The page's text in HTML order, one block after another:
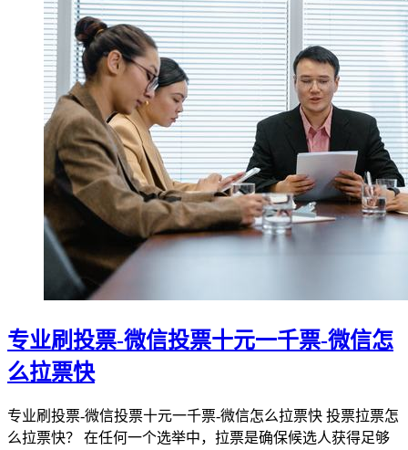
专业刷投票-微信投票十元一千票-微信怎
么拉票快
专业刷投票-微信投票十元一千票-微信怎么拉票快 投票拉票怎
么拉票快？ 在任何一个选举中，拉票是确保候选人获得足够